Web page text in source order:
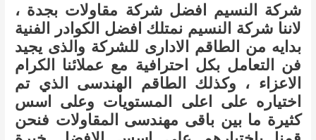
شركة النسيم افضل شركة مقاولات بجدة ،
لاننا شركة النسيم نمتلك افضل الكوادر الفنية
بدايه من الطاقم الادارى للشركة والذى يجيد
فن التعامل بكل احترافية مع عملائنا الكرام
الاعزاء ، وكذلك الطاقم الهندسى الذي تم
اختياره على اعلى المستويات وعلى اسس
كثيرة ما بين باقى مهندسى المقاولات فنحن